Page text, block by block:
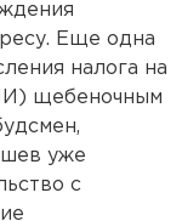
Еще одна
налога на
щебеночным
уже
с